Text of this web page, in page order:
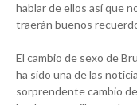
hablar de ellos así que
traerán buenos
El cambio de sexo de
ha sido una de las
sorprendente cambio